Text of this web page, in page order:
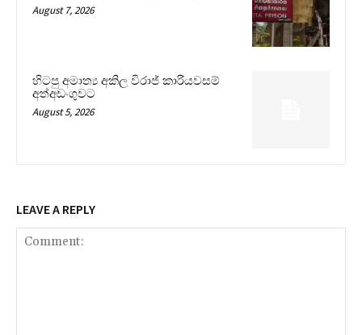
August 7, 2026
හිටපු අමාත්‍ය අකිල විරාජ් කාරියවසම්
අත්අඩංගුවට
August 5, 2026
LEAVE A REPLY